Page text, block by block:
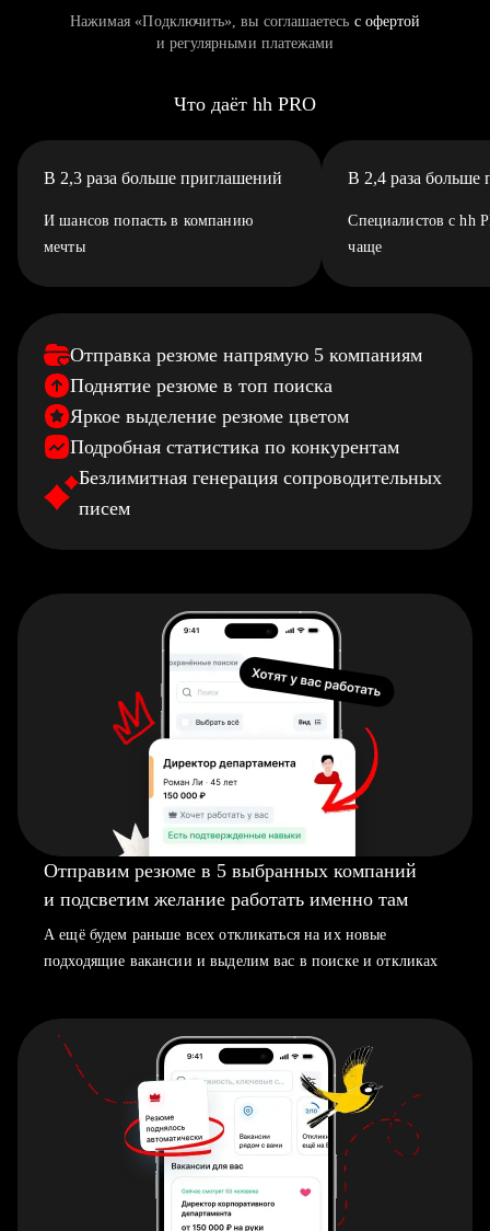
Нажимая «Подключить», вы соглашаетесь с офертой
и регулярными платежами
Что даёт hh PRO
В 2,3 раза больше приглашений
И шансов попасть в компанию
мечты
В 2,4 раза больше
Специалистов с hh
чаще
Отправка резюме напрямую 5 компаниям
Поднятие резюме в топ поиска
Яркое выделение резюме цветом
Подробная статистика по конкурентам
Безлимитная генерация сопроводительных
писем
Отправим резюме в 5 выбранных компаний
и подсветим желание работать именно там
А ещё будем раньше всех откликаться на их новые
подходящие вакансии и выделим вас в поиске и откликах